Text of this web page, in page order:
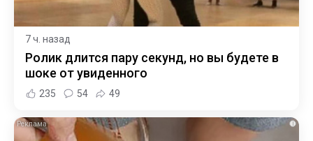
7 ч. назад
Ролик длится пару секунд, но вы будете в
шоке от увиденного
235 54 49
i